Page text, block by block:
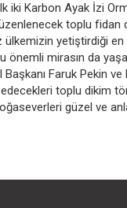
iki Karbon Ayak İzi
toplu fidan
ülkemizin yetiştirdiği en
önemli mirasın da
Faruk Pekin ve
edecekleri toplu dikim
güzel ve